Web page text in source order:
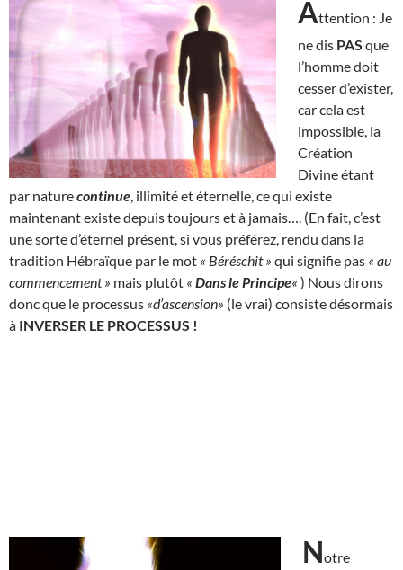
Attention : Je
ne dis PAS que
l’homme doit
cesser d’exister,
car cela est
impossible, la
Création
Divine étant
par naturecontinue , illimité et éternelle, ce qui existe
maintenant existe depuis toujours et à jamais…. (En fait, c’est
une sorte d’éternel présent, si vous préférez, rendu dans la
tradition Hébraïque par le mot « Béréschit » qui signifie pas « au
commencement » mais plutôt « Dans le Principe« ) Nous dirons
donc que le processus «d’ascension» (le vrai) consiste désormais
à INVERSER LE PROCESSUS !
Notre